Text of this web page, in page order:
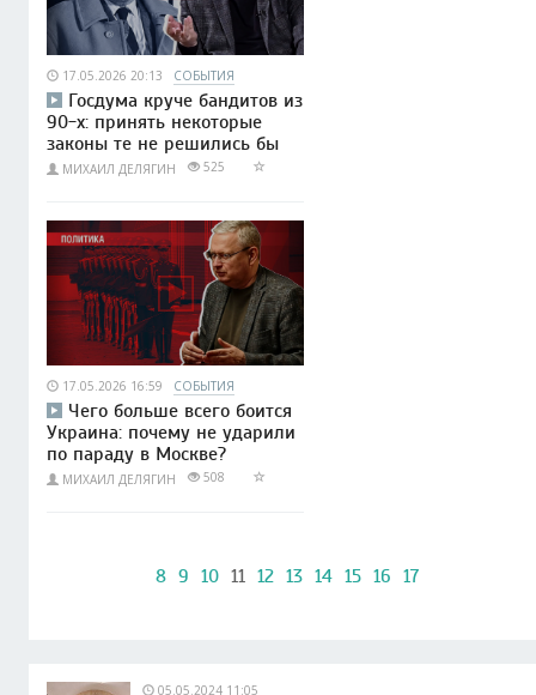
17.05.2026 20:13 СОБЫТИЯ
Госдума круче бандитов из
90-х: принять некоторые
законы те не решились бы
МИХАИЛ ДЕЛЯГИН 525
17.05.2026 16:59 СОБЫТИЯ
Чего больше всего боится
Украина: почему не ударили
по параду в Москве?
МИХАИЛ ДЕЛЯГИН 508
8 9 10 11 12 13 14 15 16 17
05.05.2024 11:05